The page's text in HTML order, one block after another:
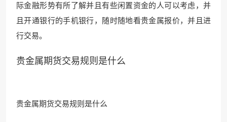
际金融形势有所了解并且有些闲置资金的人可以考虑，并
且开通银行的手机银行，随时随地看贵金属报价，并且进
行交易。
贵金属期货交易规则是什么
贵金属期货交易规则是什么